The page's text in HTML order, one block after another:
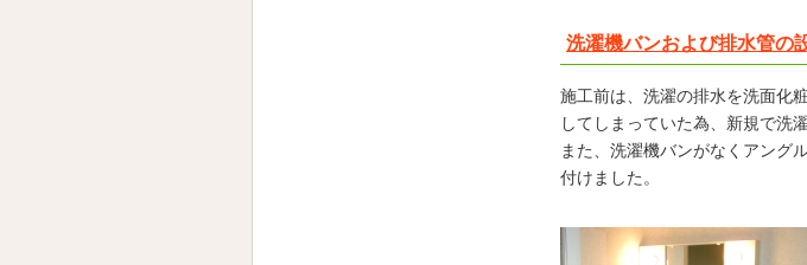
洗濯機バンおよび排水管の
施工前は、洗濯の排水を洗面化
してしまっていた為、新規で洗
また、洗濯機バンがなくアング
付けました。